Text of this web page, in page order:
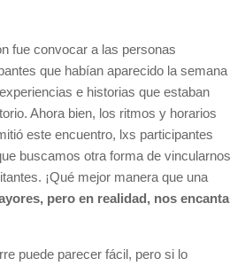
fue convocar a las personas
que habían aparecido la semana
e historias que estaban
Ahora bien, los ritmos y horarios
este encuentro, lxs participantes
buscamos otra forma de vincularnos
¡Qué mejor manera que una
pero en realidad, nos encanta
puede parecer fácil, pero si lo